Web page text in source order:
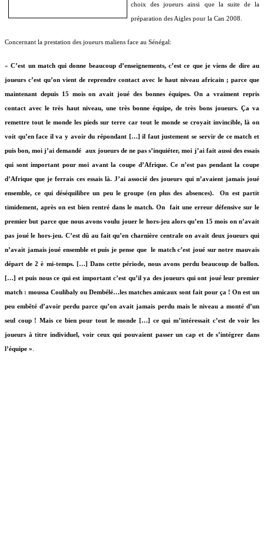
choix des joueurs ainsi que la suite de la
préparation des Aigles pour la Can 2008.
Concernant la prestation des joueurs maliens face au Sénégal:
«C’est un match qui donne beaucoup d’enseignements, c’est ce que je viens de dire au
joueurs c’est qu’on vient de reprendre contact avec le haut niveau africain ; parce que
maintenant depuis 15 mois on avait joué des bonnes équipes. On a vraiment repris
contact avec le très haut niveau, une très bonne équipe, de très bons joueurs. Ça va
remettre tout le monde les pieds sur terre car tout le monde se croyait invincible, là on
voit qu’en face il va y avoir du répondant […] il faut justement se servir de ce match et
puis bon, moi j’ai demandé aux joueurs de ne pas s’inquiéter, moi j’ai fait aussi des essais
qui sont important pour moi avant la coupe d’Afrique. Ce n’est pas pendant la coupe
d’Afrique que je ferrais ces essais là. J’ai associé des joueurs qui n’avaient jamais joué
ensemble, ce qui déséquilibre un peu le groupe (en plus des absences).
On est partit
timidement, après on est bien rentré dans le match. On
fait une erreur défensive sur le
premier but parce que nous avons voulu jouer le hors-jeu alors qu’en 15 mois on n’avait
pas joué le hors-jeu. C’est dû au fait qu’en charnière centrale on avait deux joueurs qui
n’avait jamais joué ensemble et puis je pense que le match c’est joué sur notre mauvais
départ de 2 è mi-temps. […] Dans cette période, nous avons perdu beaucoup de ballon.
[…] et puis nous ce qui est important c’est qu’il ya des joueurs qui ont joué leur premier
match : moussa Coulibaly ou Dembélé…les matches amicaux sont fait pour ça ! On est un
peu embêté d’avoir perdu parce qu’on avait jamais perdu mais le niveau a monté d’un
seul coup ! Mais ce bien pour tout le monde […] ce qui m’intéressait c’est de voir les
joueurs à titre individuel, voir ceux qui pouvaient passer un cap et de s’intégrer dans
l’équipe »